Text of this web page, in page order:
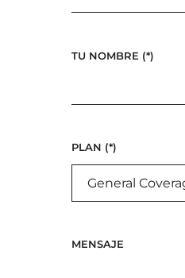
TU NOMBRE (*)
PLAN (*)
MENSAJE